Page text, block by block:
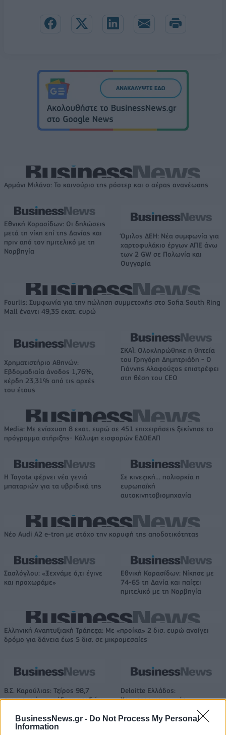
BusinessNews.gr - Do Not Process My Personal
Information
Αρμάνι Μιλάνο: Το καινούριο της ρόστερ και ο αέρας ανανέωσης
Εθνική Κορασίδων: Οι δηλώσεις
μετά τη νίκη επί της Δανίας και
πριν από τον ημιτελικό με τη
Νορβηγία
Όμιλος ΔΕΗ: Νέα συμφωνία για
χαρτοφυλάκιο έργων ΑΠΕ άνω
των 2 GW σε Πολωνία και
Ουγγαρία
Fourlis: Συμφωνία για την πώληση συμμετοχής στο Sofia South Ring
Mall έναντι 49,35 εκατ. ευρώ
Χρηματιστήριο Αθηνών:
Εβδομαδιαία άνοδος 1,76%,
κέρδη 23,31% από τις αρχές
του έτους
ΣΚΑΪ: Ολοκληρώθηκε η θητεία
του Γρηγόρη Δημητριάδη - Ο
Γιάννης Αλαφούζος επιστρέφει
στη θέση του CEO
Media: Με ενίσχυση 8 εκατ. ευρώ σε 451 επιχειρήσεις ξεκίνησε το
πρόγραμμα στήριξης- Κάλυψη εισφορών ΕΔΟΕΑΠ
Η Toyota φέρνει νέα γενιά
μπαταριών για τα υβριδικά της
Σε κινεζική… πολιορκία η
ευρωπαϊκή
αυτοκινητοβιομηχανία
Νέο Audi A2 e-tron με στόχο την κορυφή της αποδοτικότητας
Σασλόγλου: «Ξεχνάμε ό,τι έγινε
και προχωράμε»
Εθνική Κορασίδων: Νίκησε με
74-65 τη Δανία και παίζει
ημιτελικό με τη Νορβηγία
Ελληνική Αναπτυξιακή Τράπεζα: Με «προίκα» 2 δισ. ευρώ ανοίγει
δρόμο για δάνεια έως 5 δισ. σε μικρομεσαίες
Β.Σ. Καρούλιας: Τζίρος 98,7
εκατ. ευρώ και αύξηση κερδών
low & non alcohol
Deloitte Ελλάδος:
Χρηματοοικονομικός
σύμβουλος της ΔΕΗ για την
είσοδο στην πολωνική αγορά